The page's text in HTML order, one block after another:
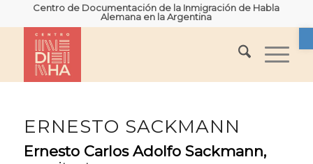
Centro de Documentación de la Inmigración de Habla
Alemana en la Argentina
ERNESTO SACKMANN
Ernesto Carlos Adolfo Sackmann,